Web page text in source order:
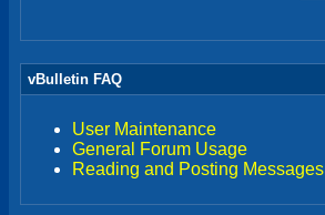
vBulletin FAQ
User Maintenance
General Forum Usage
Reading and Posting Messages